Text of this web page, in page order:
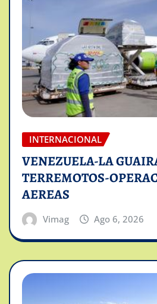
INTERNACIONAL
VENEZUELA-LA
TERREMOTOS-
AEREAS
Vimag Ago 6, 2026